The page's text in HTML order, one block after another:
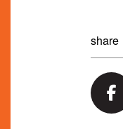
share